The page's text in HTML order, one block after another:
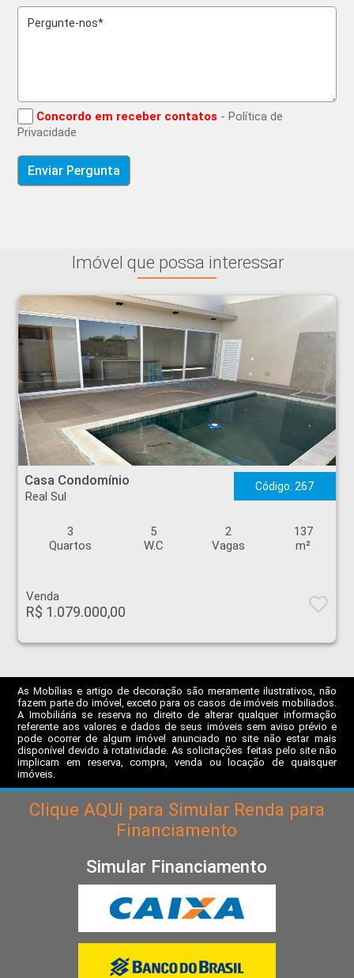
Concordo em receber contatos - Política de
Privacidade
Imóvel que possa interessar
Casa Condomínio - Real Sul - Ribeirão Preto
Casa Condomínio
Real Sul
Código: 267
3
Quartos
5
W.C
2
Vagas
137
m²
Venda
R$ 1.079.000,00
As Mobílias e artigo de decoração são meramente ilustrativos, não
fazem parte do imóvel, exceto para os casos de imóveis mobiliados.
A Imobiliária se reserva no direito de alterar qualquer informação
referente aos valores e dados de seus imóveis sem aviso prévio e
pode ocorrer de algum imóvel anunciado no site não estar mais
disponível devido à rotatividade. As solicitações feitas pelo site não
implicam em reserva, compra, venda ou locação de quaisquer
imóveis.
Clique AQUI para Simular Renda para
Financiamento
Simular Financiamento